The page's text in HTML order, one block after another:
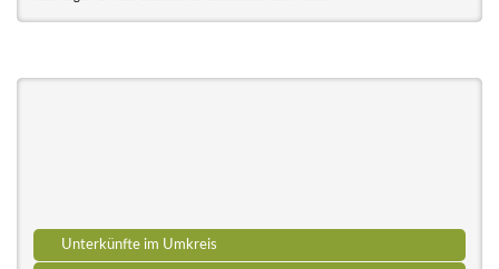
Unterkünfte im Umkreis